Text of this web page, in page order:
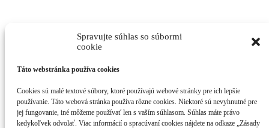
Spravujte súhlas so súbormi
cookie
Táto webstránka používa cookies
Cookies sú malé textové súbory, ktoré používajú webové stránky pre ich lepšie
používanie. Táto webová stránka používa rôzne cookies. Niektoré sú nevyhnutné pre
jej fungovanie, iné môžeme používať len s vaším súhlasom. Súhlas máte právo
kedykoľvek odvolať. Viac informácií o spracúvaní cookies nájdete na odkaze „Zásady